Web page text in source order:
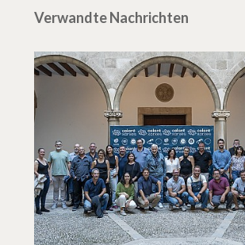
Verwandte Nachrichten